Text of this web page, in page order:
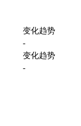
变化趋势
-
变化趋势
-